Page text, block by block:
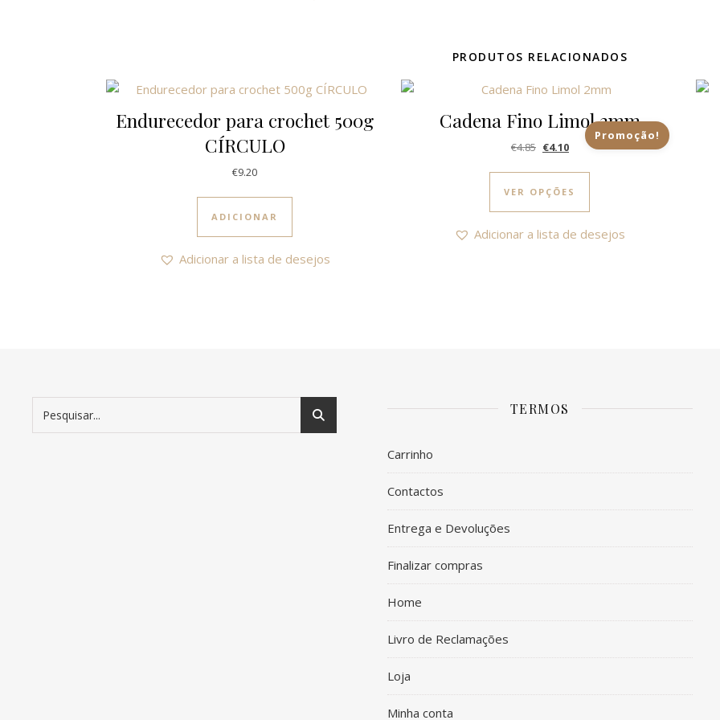
PRODUTOS RELACIONADOS
Endurecedor para crochet 500g
CÍRCULO
€9.20
ADICIONAR
Adicionar a lista de desejos
Promoção!
Cadena Fino Limol 2mm
€4.85 O preço original era: €4.85.
€4.10O preço atual é: €4.10.
VER OPÇÕES
This product has
Adicionar a lista de desejos
TERMOS
Carrinho
Contactos
Entrega e Devoluções
Finalizar compras
Home
Livro de Reclamações
Loja
Minha conta